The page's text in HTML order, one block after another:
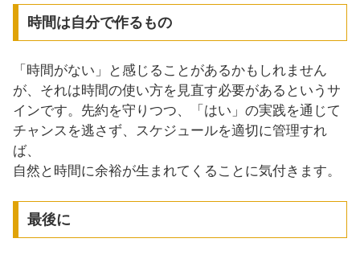
時間は自分で作るもの
「時間がない」と感じることがあるかもしれません
が、それは時間の使い方を見直す必要があるというサ
インです。先約を守りつつ、「はい」の実践を通じて
チャンスを逃さず、スケジュールを適切に管理すれ
ば、
自然と時間に余裕が生まれてくることに気付きます。
最後に